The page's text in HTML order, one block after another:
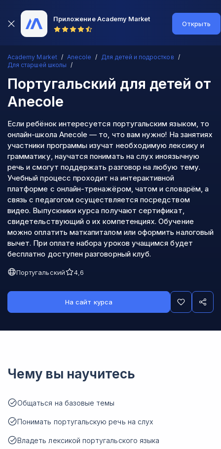
Приложение Academy Market
Открыть
Academy Market Anecole
Для детей и подростков
Для старшей школы
Португальский для детей от
Anecole
Если ребёнок интересуется португальским языком, то
онлайн-школа Anecole — то, что вам нужно! На занятиях
участники программы изучат необходимую лексику и
грамматику, научатся понимать на слух иноязычную
речь и смогут поддержать разговор на любую тему.
Учебный процесс проходит на интерактивной
платформе с онлайн-тренажёром, чатом и словарём, а
связь с педагогом осуществляется посредством
видео. Выпускники курса получают сертификат,
свидетельствующий о их компетенциях. Обучение
можно оплатить маткапиталом или оформить налоговый
вычет. При оплате набора уроков учащимся будет
бесплатно доступен разговорный клуб.
Португальский 4,6
На сайт курса
Чему вы научитесь
Общаться на базовые темы
Понимать португальскую речь на слух
Владеть лексикой португальского языка